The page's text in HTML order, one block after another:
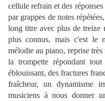
cellule refrain et des
par grappes de notes
long titre avec plus de treize
plus connus, mais c'est le
mélodie au piano, reprise
la trompette répondant
éblouissant, des fractures
fraîcheur, un dynamisme
musiciens à nous donner